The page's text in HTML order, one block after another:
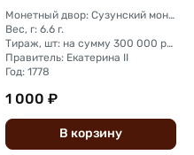
Монетный двор: Сузунский монетный двор (Сибирь)
Вес, г: 6.6 г.
Тираж, шт: на сумму 300 000 рублей (сумма 10 копеек + 5 копеек +2 копейки + 1 копейка + денга + полушка)
Правитель: Екатерина II
Год: 1778
1 000 ₽
В корзину